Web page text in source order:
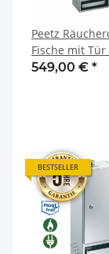
Peetz
Fische mit
rostfrei
549,00 € *
BESTSELLER